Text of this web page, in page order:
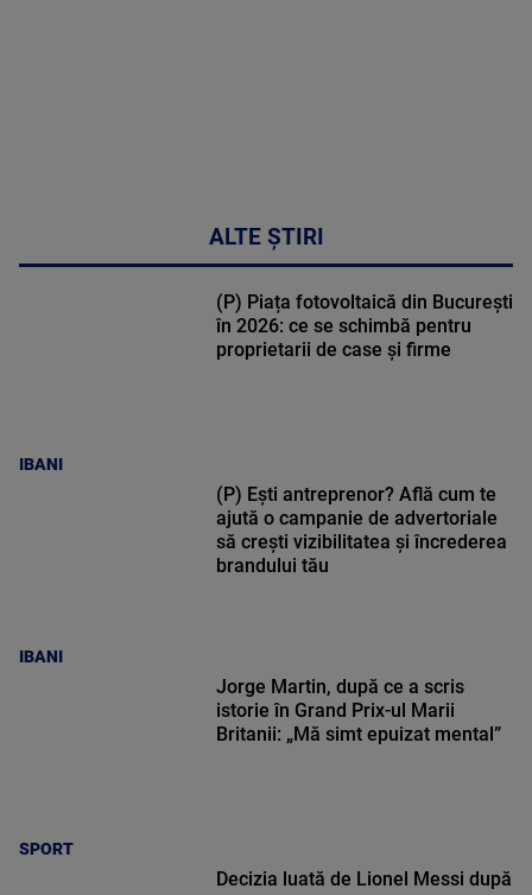
ALTE ȘTIRI
IBANI
(P) Piața fotovoltaică din București
în 2026: ce se schimbă pentru
proprietarii de case și firme
IBANI
(P) Ești antreprenor? Află cum te
ajută o campanie de advertoriale
să crești vizibilitatea și încrederea
brandului tău
SPORT
Jorge Martin, după ce a scris
istorie în Grand Prix-ul Marii
Britanii: „Mă simt epuizat mental”
Decizia luată de Lionel Messi după